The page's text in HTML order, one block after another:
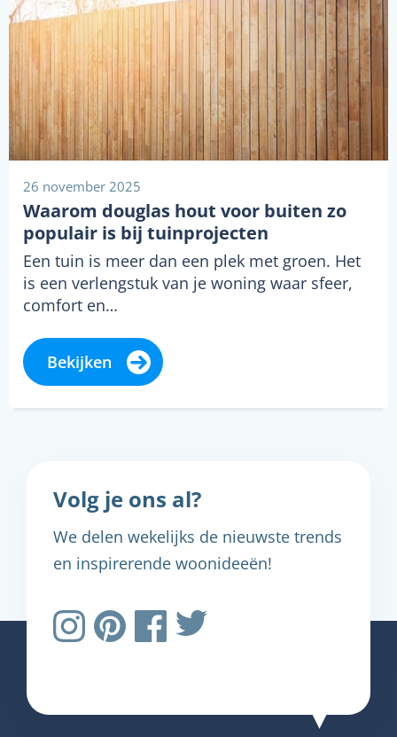
26 november 2025
Waarom douglas hout voor buiten zo
populair is bij tuinprojecten
Een tuin is meer dan een plek met groen. Het
is een verlengstuk van je woning waar sfeer,
comfort en…
Bekijken
Volg je ons al?
We delen wekelijks de nieuwste trends
en inspirerende woonideeën!